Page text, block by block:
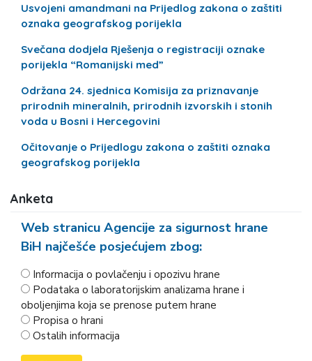
Usvojeni amandmani na Prijedlog zakona o zaštiti
oznaka geografskog porijekla
Svečana dodjela Rješenja o registraciji oznake
porijekla “Romanijski med”
Održana 24. sjednica Komisija za priznavanje
prirodnih mineralnih, prirodnih izvorskih i stonih
voda u Bosni i Hercegovini
Očitovanje o Prijedlogu zakona o zaštiti oznaka
geografskog porijekla
Anketa
Web stranicu Agencije za sigurnost hrane
BiH najčešće posjećujem zbog:
Informacija o povlačenju i opozivu hrane
Podataka o laboratorijskim analizama hrane i
oboljenjima koja se prenose putem hrane
Propisa o hrani
Ostalih informacija